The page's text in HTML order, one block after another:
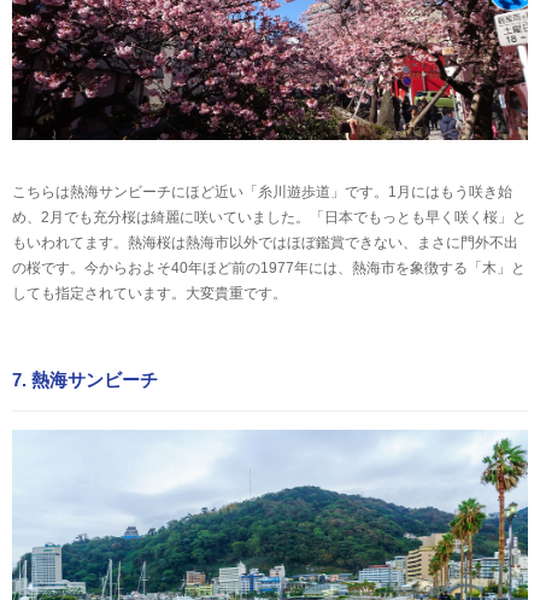
こちらは熱海サンビーチにほど近い「糸川遊歩道」です。1月にはもう咲き始
め、2月でも充分桜は綺麗に咲いていました。「日本でもっとも早く咲く桜」と
もいわれてます。熱海桜は熱海市以外ではほぼ鑑賞できない、まさに門外不出
の桜です。今からおよそ40年ほど前の1977年には、熱海市を象徴する「木」と
しても指定されています。大変貴重です。
7. 熱海サンビーチ